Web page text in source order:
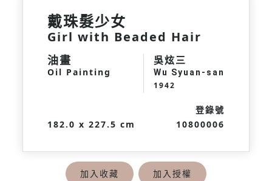
戴珠髮少女
Girl with Beaded Hair
油畫
Oil Painting
吳炫三
Wu Syuan-san
1942
182.0 x 227.5 cm
登錄號
10800006
加入收藏 加入授權